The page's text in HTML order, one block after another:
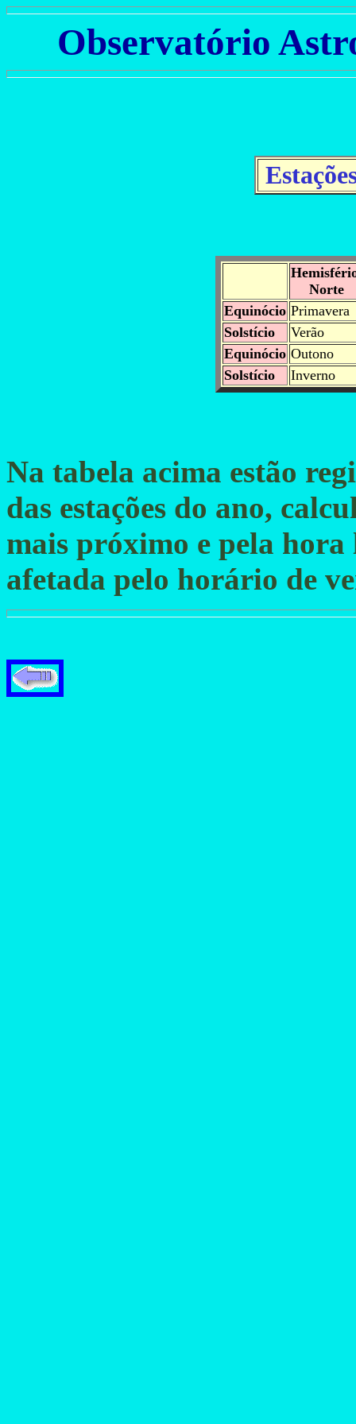
Observatório
Norte
Equinócio Primavera
Solstício
Verão
Equinócio Outono
Solstício
Inverno
Na tabela acima estão
das estações do ano,
mais próximo e pela
afetada pelo horário de